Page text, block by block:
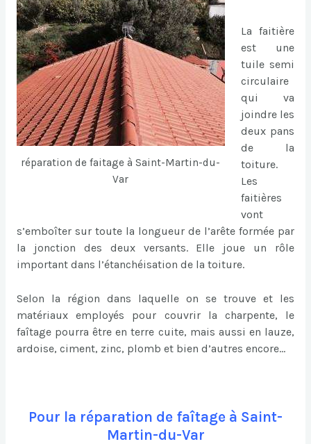
réparation de faitage à Saint-Martin-du-
Var
La faitière
est une
tuile semi
circulaire
qui va
joindre les
deux pans
de la
toiture.
Les
faitières
vont
s’emboîter sur toute la longueur de l’arête formée par
la jonction des deux versants. Elle joue un rôle
important dans l’étanchéisation de la toiture.
Selon la région dans laquelle on se trouve et les
matériaux employés pour couvrir la charpente, le
faîtage pourra être en terre cuite, mais aussi en lauze,
ardoise, ciment, zinc, plomb et bien d’autres encore…
Pour la réparation de faîtage à Saint-
Martin-du-Var